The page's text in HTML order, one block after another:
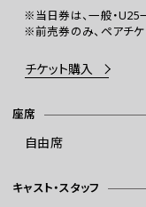
※当日券は、一般・
※前売券のみ、ペアチ
チケット購入
座席
自由席
キャスト・スタッフ